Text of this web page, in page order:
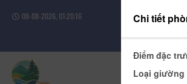
08-08-2026, 01:20:16 Chi tiết
Điểm đặc
Loại giường